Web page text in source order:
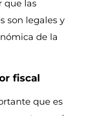
que las
son legales y
de la
fiscal
que es